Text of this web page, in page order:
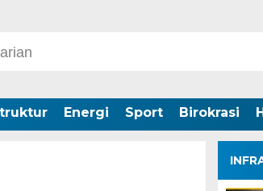
Energi Sport Birokrasi